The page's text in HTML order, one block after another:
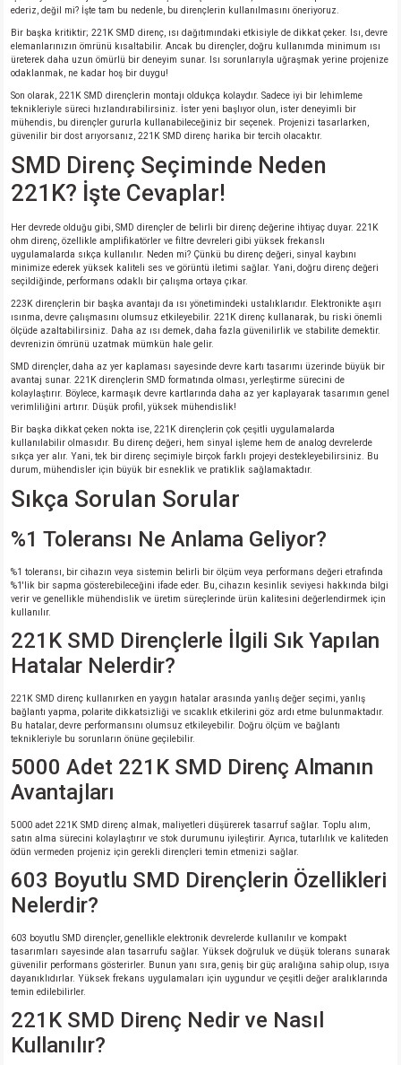
MARKA)
ederiz, değil mi? İşte tam bu nedenle, bu dirençlerin kullanılmasını öneriyoruz.
Bir başka kritiktir; 221K SMD direnç, ısı dağıtımındaki etkisiyle de dikkat çeker. Isı, devre
elemanlarınızın ömrünü kısaltabilir. Ancak bu dirençler, doğru kullanımda minimum ısı
üreterek daha uzun ömürlü bir deneyim sunar. Isı sorunlarıyla uğraşmak yerine projenize
odaklanmak, ne kadar hoş bir duygu!
Son olarak, 221K SMD dirençlerin montajı oldukça kolaydır. Sadece iyi bir lehimleme
teknikleriyle süreci hızlandırabilirsiniz. İster yeni başlıyor olun, ister deneyimli bir
mühendis, bu dirençler gururla kullanabileceğiniz bir seçenek. Projenizi tasarlarken,
güvenilir bir dost arıyorsanız, 221K SMD direnç harika bir tercih olacaktır.
SMD Direnç Seçiminde Neden
221K? İşte Cevaplar!
Her devrede olduğu gibi, SMD dirençler de belirli bir direnç değerine ihtiyaç duyar. 221K
ohm direnç, özellikle amplifikatörler ve filtre devreleri gibi yüksek frekanslı
uygulamalarda sıkça kullanılır. Neden mi? Çünkü bu direnç değeri, sinyal kaybını
minimize ederek yüksek kaliteli ses ve görüntü iletimi sağlar. Yani, doğru direnç değeri
seçildiğinde, performans odaklı bir çalışma ortaya çıkar.
223K dirençlerin bir başka avantajı da ısı yönetimindeki ustalıklarıdır. Elektronikte aşırı
ısınma, devre çalışmasını olumsuz etkileyebilir. 221K direnç kullanarak, bu riski önemli
ölçüde azaltabilirsiniz. Daha az ısı demek, daha fazla güvenilirlik ve stabilite demektir.
devrenizin ömrünü uzatmak mümkün hale gelir.
SMD dirençler, daha az yer kaplaması sayesinde devre kartı tasarımı üzerinde büyük bir
avantaj sunar. 221K dirençlerin SMD formatında olması, yerleştirme sürecini de
kolaylaştırır. Böylece, karmaşık devre kartlarında daha az yer kaplayarak tasarımın genel
verimliliğini artırır. Düşük profil, yüksek mühendislik!
Bir başka dikkat çeken nokta ise, 221K dirençlerin çok çeşitli uygulamalarda
kullanılabilir olmasıdır. Bu direnç değeri, hem sinyal işleme hem de analog devrelerde
sıkça yer alır. Yani, tek bir direnç seçimiyle birçok farklı projeyi destekleyebilirsiniz. Bu
durum, mühendisler için büyük bir esneklik ve pratiklik sağlamaktadır.
Sıkça Sorulan Sorular
%1 Toleransı Ne Anlama Geliyor?
%1 toleransı, bir cihazın veya sistemin belirli bir ölçüm veya performans değeri etrafında
%1'lik bir sapma gösterebileceğini ifade eder. Bu, cihazın kesinlik seviyesi hakkında bilgi
verir ve genellikle mühendislik ve üretim süreçlerinde ürün kalitesini değerlendirmek için
kullanılır.
221K SMD Dirençlerle İlgili Sık Yapılan
Hatalar Nelerdir?
221K SMD direnç kullanırken en yaygın hatalar arasında yanlış değer seçimi, yanlış
bağlantı yapma, polarite dikkatsizliği ve sıcaklık etkilerini göz ardı etme bulunmaktadır.
Bu hatalar, devre performansını olumsuz etkileyebilir. Doğru ölçüm ve bağlantı
teknikleriyle bu sorunların önüne geçilebilir.
5000 Adet 221K SMD Direnç Almanın
Avantajları
5000 adet 221K SMD direnç almak, maliyetleri düşürerek tasarruf sağlar. Toplu alım,
satın alma sürecini kolaylaştırır ve stok durumunu iyileştirir. Ayrıca, tutarlılık ve kaliteden
ödün vermeden projeniz için gerekli dirençleri temin etmenizi sağlar.
603 Boyutlu SMD Dirençlerin Özellikleri
Nelerdir?
603 boyutlu SMD dirençler, genellikle elektronik devrelerde kullanılır ve kompakt
tasarımları sayesinde alan tasarrufu sağlar. Yüksek doğruluk ve düşük tolerans sunarak
güvenilir performans gösterirler. Bunun yanı sıra, geniş bir güç aralığına sahip olup, ısıya
dayanıklıdırlar. Yüksek frekans uygulamaları için uygundur ve çeşitli değer aralıklarında
temin edilebilirler.
221K SMD Direnç Nedir ve Nasıl
Kullanılır?